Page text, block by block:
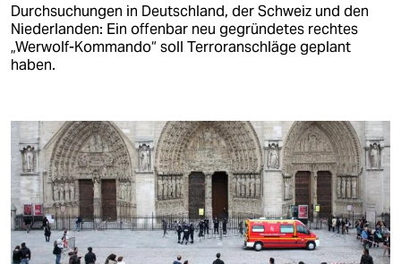
Durchsuchungen in Deutschland, der Schweiz und den
Niederlanden: Ein offenbar neu gegründetes rechtes
„Werwolf-Kommando“ soll Terroranschläge geplant
haben.